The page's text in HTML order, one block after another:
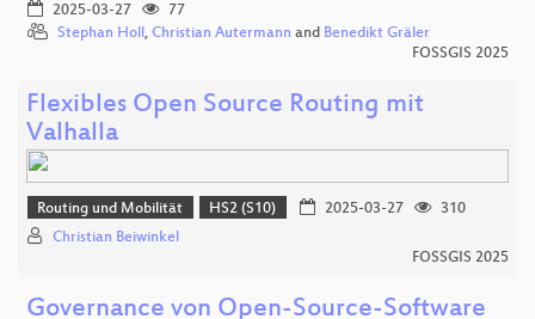
2025-03-27
77
Stephan Holl, Christian Autermann and Benedikt Gräler
FOSSGIS 2025
Flexibles Open Source Routing mit
Valhalla
Routing und Mobilität HS2 (S10) 2025-03-27
310
Christian Beiwinkel
FOSSGIS 2025
Governance von Open-Source-Software